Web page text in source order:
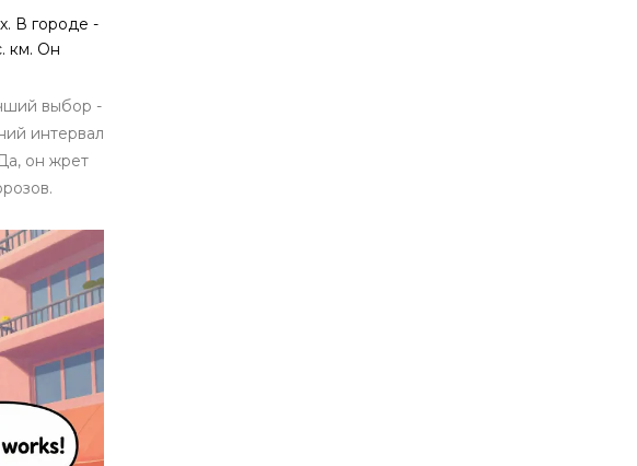
В городе -
км. Он
выбор -
интервал
он жрет